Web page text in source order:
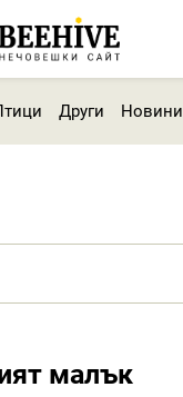
Други Новини
малък